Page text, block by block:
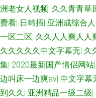
洲老女人视频| 久久青青草
费看| 日韩插| 亚洲成综合
一区二区| 久久人人爽人人
久久久久久中文字幕无| 久
集| 2020最新国产情侣网站|
边叫床一边爽av| 中文字幕
到久久| 亚洲精品一级二级|